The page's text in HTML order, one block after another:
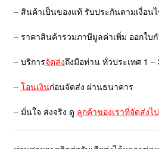
– สินค้าเป็นของแท้ รับประกันตามเงื่อน
– ราคาสินค้ารวมภาษีมูลค่าเพิ่ม ออกใบ
– บริการจัดส่งถึงมือท่าน ทั่วประเทศ 1 –
– โอนเงินก่อนจัดส่ง ผ่านธนาคาร
– มั่นใจ ส่งจริง ดู ลูกค้าของเราที่จัดส่งไ